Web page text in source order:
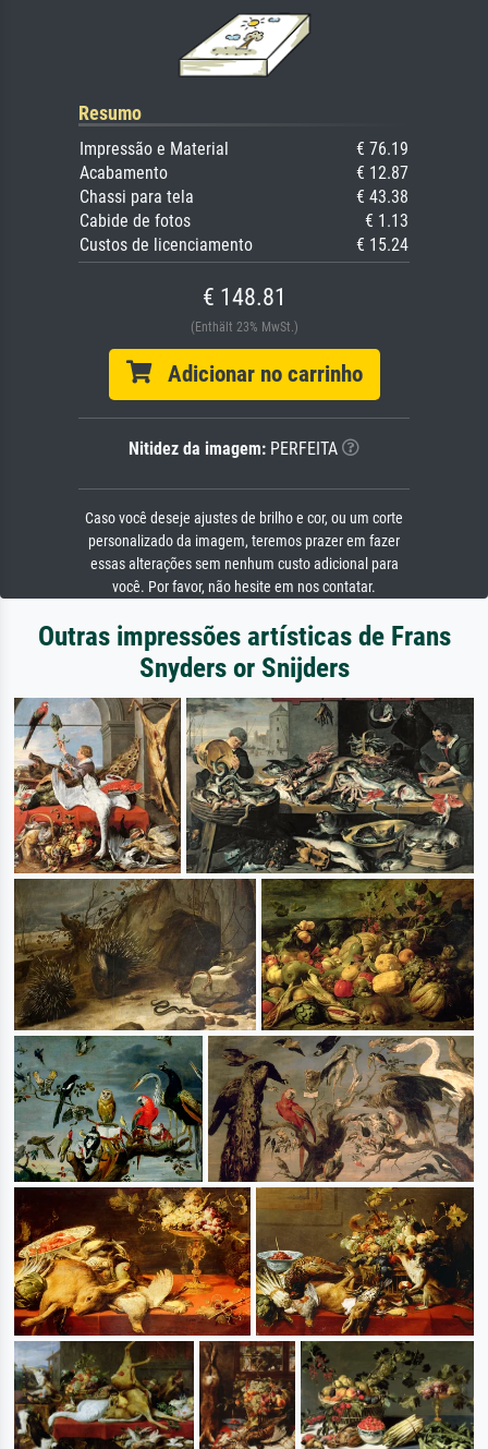
Resumo
Impressão e Material
€ 76.19
Acabamento
€ 12.87
Chassi para tela
€ 43.38
Cabide de fotos
€ 1.13
Custos de licenciamento
€ 15.24
€ 148.81
(Enthält 23% MwSt.)
Adicionar no carrinho
Nitidez da imagem: PERFEITA
Caso você deseje ajustes de brilho e cor, ou um corte
personalizado da imagem, teremos prazer em fazer
essas alterações sem nenhum custo adicional para
você. Por favor, não hesite em nos contatar.
Outras impressões artísticas de Frans
Snyders or Snijders